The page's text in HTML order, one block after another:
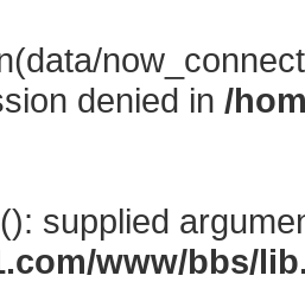
denied in /
supplied
www/bbs/